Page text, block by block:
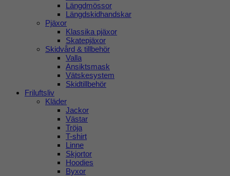
Längdmössor
Längdskidhandskar
Pjäxor
Klassika pjäxor
Skatepjäxor
Skidvård & tillbehör
Valla
Ansiktsmask
Vätskesystem
Skidtillbehör
Friluftsliv
Kläder
Jackor
Västar
Tröja
T-shirt
Linne
Skjortor
Hoodies
Byxor